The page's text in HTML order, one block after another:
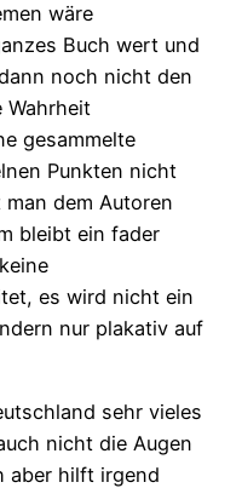
wäre
Buch wert und
noch nicht den
Wahrheit
gesammelte
Punkten nicht
dem Autoren
bleibt ein fader
es wird nicht ein
nur plakativ auf
sehr vieles
nicht die Augen
aber hilft irgend